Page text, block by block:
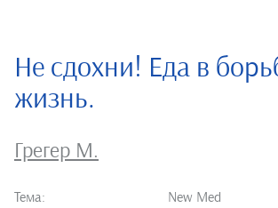
Не сдохни! Еда в
жизнь.
Грегер М.
Тема:
New Med